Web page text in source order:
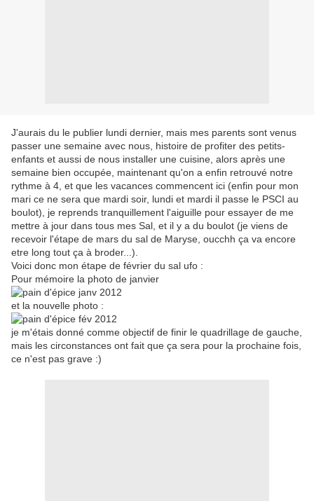
J'aurais du le publier lundi dernier, mais mes parents sont venus
passer une semaine avec nous, histoire de profiter des petits-
enfants et aussi de nous installer une cuisine, alors après une
semaine bien occupée, maintenant qu'on a enfin retrouvé notre
rythme à 4, et que les vacances commencent ici (enfin pour mon
mari ce ne sera que mardi soir, lundi et mardi il passe le PSCI au
boulot), je reprends tranquillement l'aiguille pour essayer de me
mettre à jour dans tous mes Sal, et il y a du boulot (je viens de
recevoir l'étape de mars du sal de Maryse, oucchh ça va encore
etre long tout ça à broder...).
Voici donc mon étape de février du sal ufo :
Pour mémoire la photo de janvier
et la nouvelle photo :
je m'étais donné comme objectif de finir le quadrillage de gauche,
mais les circonstances ont fait que ça sera pour la prochaine fois,
ce n'est pas grave :)